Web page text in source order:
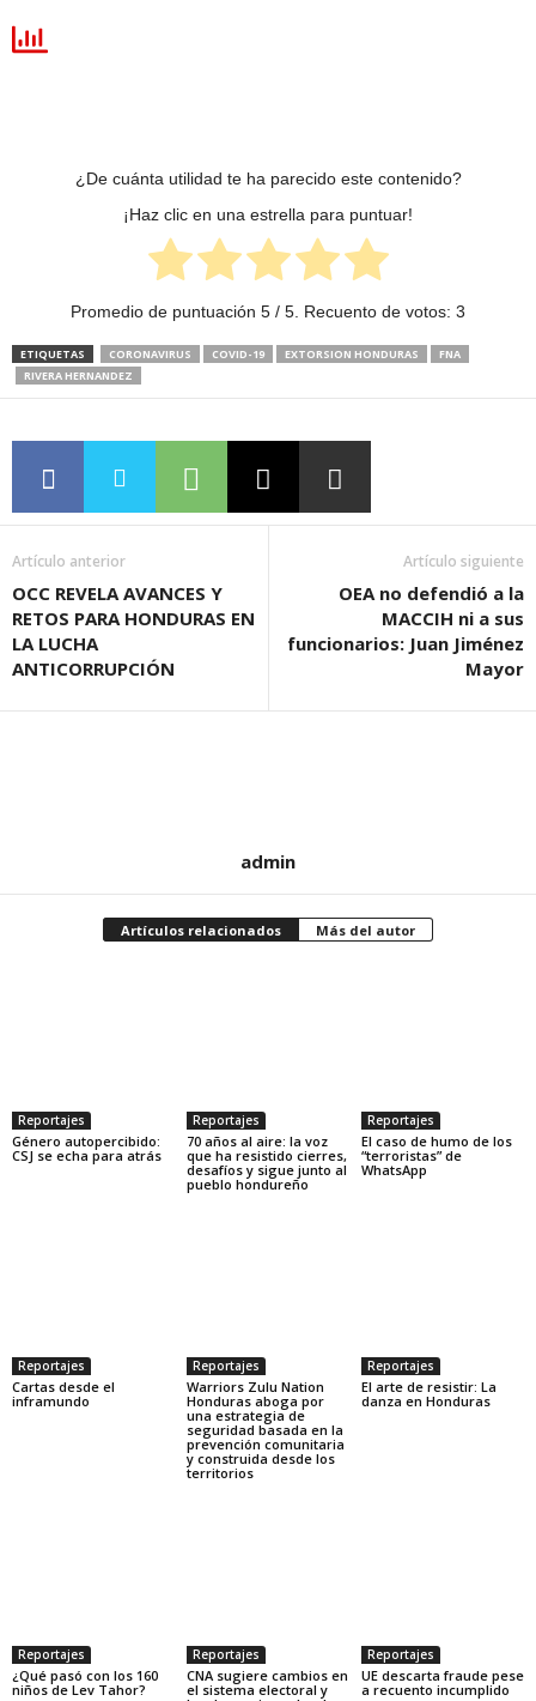
¿De cuánta utilidad te ha parecido este contenido?
¡Haz clic en una estrella para puntuar!
Promedio de puntuación 5 / 5. Recuento de votos: 3
ETIQUETAS CORONAVIRUS COVID-19 EXTORSION HONDURAS
FNA
RIVERA HERNANDEZ
Artículo anterior
OCC REVELA AVANCES Y
RETOS PARA HONDURAS EN
LA LUCHA
ANTICORRUPCIÓN
Artículo siguiente
OEA no defendió a la
MACCIH ni a sus
funcionarios: Juan Jiménez
Mayor
admin
Artículos relacionados Más del autor
Reportajes
Género autopercibido:
CSJ se echa para atrás
Reportajes
70 años al aire: la voz
que ha resistido cierres,
desafíos y sigue junto al
pueblo hondureño
Reportajes
El caso de humo de los
“terroristas” de
WhatsApp
Reportajes
Cartas desde el
inframundo
Reportajes
Warriors Zulu Nation
Honduras aboga por
una estrategia de
seguridad basada en la
prevención comunitaria
y construida desde los
territorios
Reportajes
El arte de resistir: La
danza en Honduras
Reportajes
¿Qué pasó con los 160
niños de Lev Tahor?
Reportajes
CNA sugiere cambios en
el sistema electoral y
Reportajes
UE descarta fraude pese
a recuento incumplido